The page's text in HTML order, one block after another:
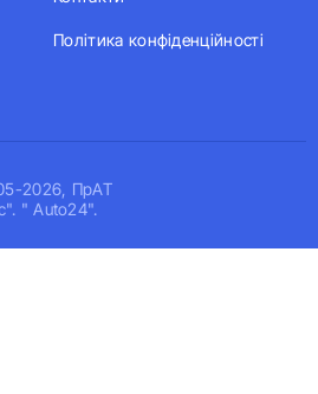
2026, ПрАТ
" Auto24".
Політика конфіденційності